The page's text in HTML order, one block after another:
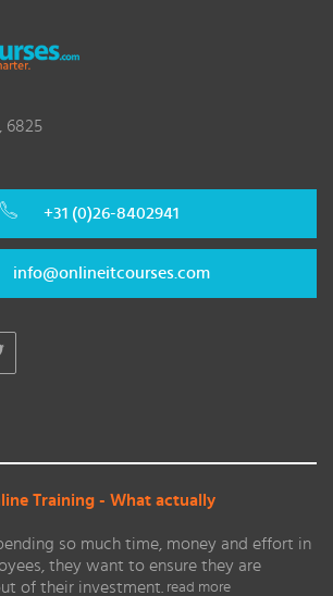
6825
+31 (0)26-8402941
info@onlineitcourses.com
Training - What actually
so much time, money and effort in
they want to ensure they are
of their investment. read more